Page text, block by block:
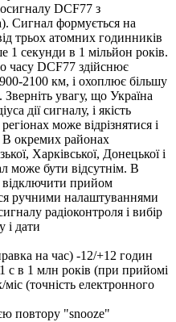
DCF77 з
Сигнал формується на
трьох атомних годинників
1 секунди в 1 мільйон років.
часу DCF77 здійснює
2100 км, і охоплює більшу
Зверніть увагу, що Україна
дії сигналу, і якість
може відрізнятися і
В окремих районах
Харківської, Донецької і
може бути відсутнім. В
відключити прийом
ручними налаштуваннями
радіоконтроля і вибір
і дати
на час) -12/+12 годин
с в 1 млн років (при прийомі
(точність електронного
повтору "snooze"